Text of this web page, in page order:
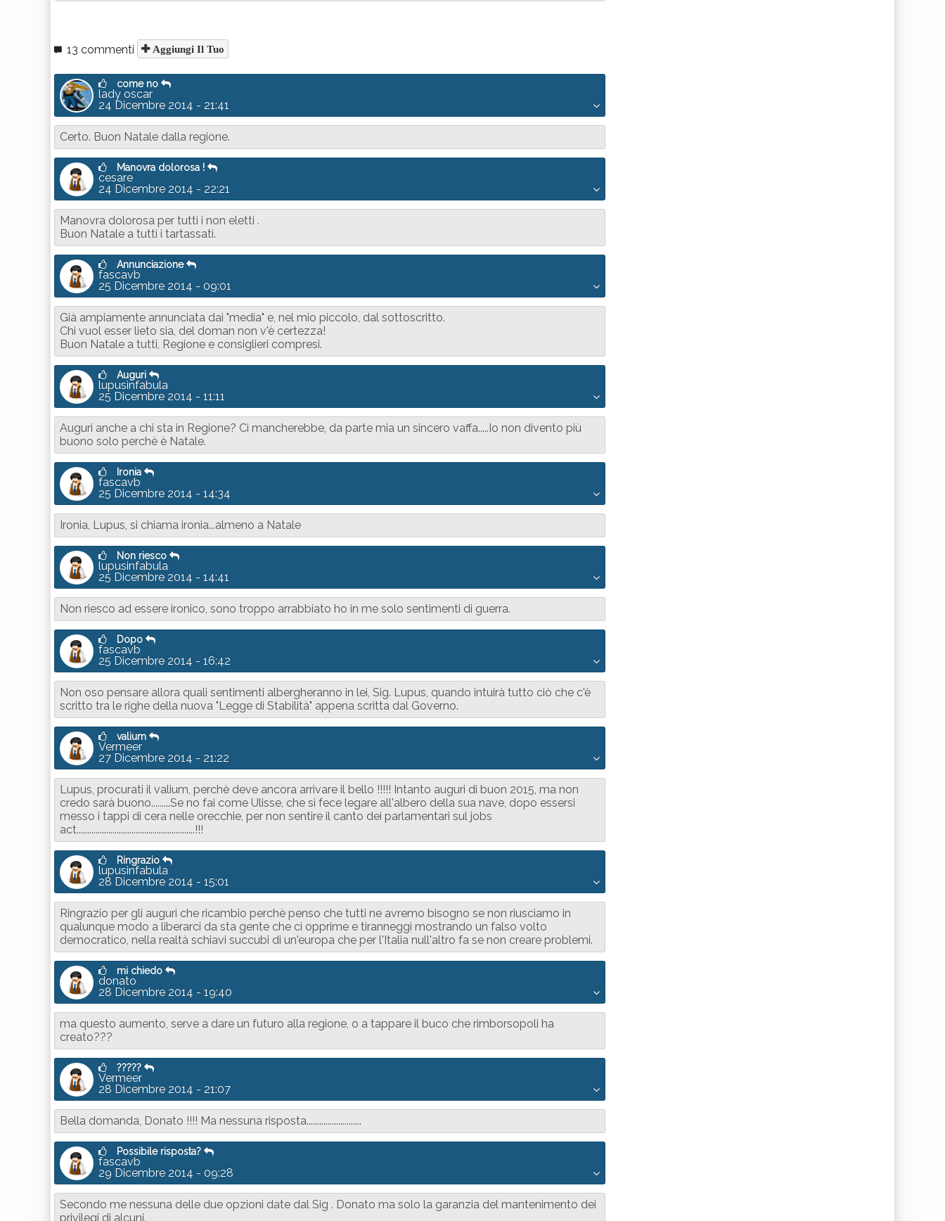
13 commenti Aggiungi Il Tuo
come no
lady oscar
24 Dicembre 2014 - 21:41
Certo. Buon Natale dalla regione.
Manovra dolorosa !
cesare
24 Dicembre 2014 - 22:21
Manovra dolorosa per tutti i non eletti .
Buon Natale a tutti i tartassati.
Annunciazione
fascavb
25 Dicembre 2014 - 09:01
Già ampiamente annunciata dai "media" e, nel mio piccolo, dal sottoscritto.
Chi vuol esser lieto sia, del doman non v'è certezza!
Buon Natale a tutti, Regione e consiglieri compresi.
Auguri
lupusinfabula
25 Dicembre 2014 - 11:11
Auguri anche a chi sta in Regione? Ci mancherebbe, da parte mia un sincero vaffa.....Io non divento più
buono solo perchè è Natale.
Ironia
fascavb
25 Dicembre 2014 - 14:34
Ironia, Lupus, si chiama ironia...almeno a Natale
Non riesco
lupusinfabula
25 Dicembre 2014 - 14:41
Non riesco ad essere ironico, sono troppo arrabbiato ho in me solo sentimenti di guerra.
Dopo
fascavb
25 Dicembre 2014 - 16:42
Non oso pensare allora quali sentimenti albergheranno in lei, Sig. Lupus, quando intuirà tutto ciò che c'è
scritto tra le righe della nuova "Legge di Stabilità" appena scritta dal Governo.
valium
Vermeer
27 Dicembre 2014 - 21:22
Lupus, procurati il valium, perchè deve ancora arrivare il bello !!!!! Intanto auguri di buon 2015, ma non
credo sarà buono.........Se no fai come Ulisse, che si fece legare all'albero della sua nave, dopo essersi
messo i tappi di cera nelle orecchie, per non sentire il canto dei parlamentari sul jobs
act........................................................!!!
Ringrazio
lupusinfabula
28 Dicembre 2014 - 15:01
Ringrazio per gli auguri che ricambio perchè penso che tutti ne avremo bisogno se non riusciamo in
qualunque modo a liberarci da sta gente che ci opprime e tiranneggi mostrando un falso volto
democratico, nella realtà schiavi succubi di un'europa che per l'Italia null'altro fa se non creare problemi.
mi chiedo
donato
28 Dicembre 2014 - 19:40
ma questo aumento, serve a dare un futuro alla regione, o a tappare il buco che rimborsopoli ha
creato???
?????
Vermeer
28 Dicembre 2014 - 21:07
Bella domanda, Donato !!!! Ma nessuna risposta..........................
Possibile risposta?
fascavb
29 Dicembre 2014 - 09:28
Secondo me nessuna delle due opzioni date dal Sig . Donato ma solo la garanzia del mantenimento dei
privilegi di alcuni.